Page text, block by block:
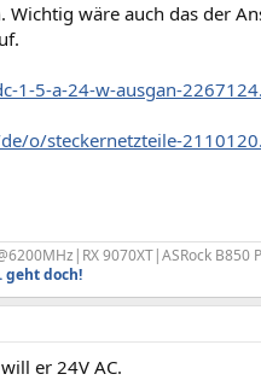
wäre auch das der
1-5-a-24-w-ausgan-
o/steckernetzteile-
9070XT|ASRock B850
geht doch!
er 24V AC.